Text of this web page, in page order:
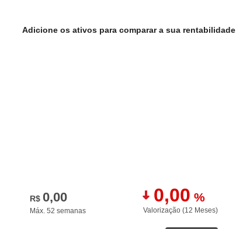
Adicione os ativos para comparar a sua rentabilidade
R$ 0,00
Máx. 52 semanas
0,00 %
Valorização (12 Meses)